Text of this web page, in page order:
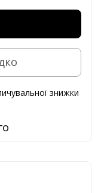
знижки